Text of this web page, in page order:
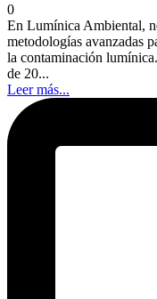
0
En Lumínica Ambiental,
metodologías avanzadas
la contaminación
de 20...
Leer más...